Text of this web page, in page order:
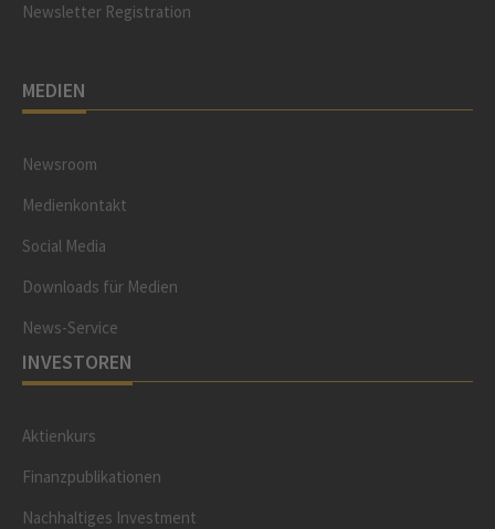
Newsletter Registration
MEDIEN
Newsroom
Medienkontakt
Social Media
Downloads für Medien
News-Service
INVESTOREN
Aktienkurs
Finanzpublikationen
Nachhaltiges Investment